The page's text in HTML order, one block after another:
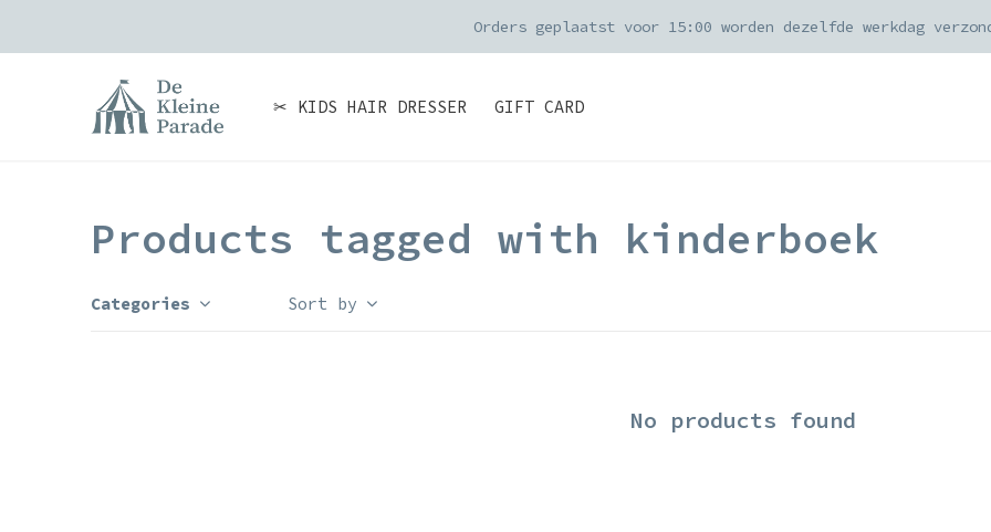
✂ KIDS HAIR DRESSER GIFT CARD
Orders geplaatst voor 15:00 worden dezelfde werkdag
Products tagged with kinderboek
Categories Sort by
No products found